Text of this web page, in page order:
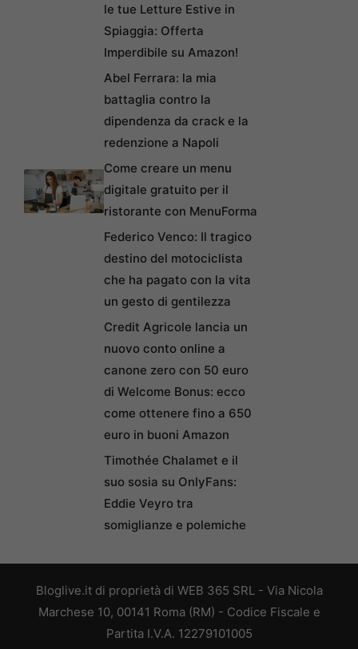
le tue Letture Estive in
Spiaggia: Offerta
Imperdibile su Amazon!
Abel Ferrara: la mia
battaglia contro la
dipendenza da crack e la
redenzione a Napoli
Come creare un menu
digitale gratuito per il
ristorante con MenuForma
Federico Venco: Il tragico
destino del motociclista
che ha pagato con la vita
un gesto di gentilezza
Credit Agricole lancia un
nuovo conto online a
canone zero con 50 euro
di Welcome Bonus: ecco
come ottenere fino a 650
euro in buoni Amazon
Timothée Chalamet e il
suo sosia su OnlyFans:
Eddie Veyro tra
somiglianze e polemiche
Bloglive.it di proprietà di WEB 365 SRL - Via Nicola
Marchese 10, 00141 Roma (RM) - Codice Fiscale e
Partita I.V.A. 12279101005